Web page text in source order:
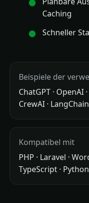
Caching
Schneller
Beispiele der
ChatGPT · OpenAI
CrewAI ·
Kompatibel mit
PHP · Laravel ·
TypeScript · Python